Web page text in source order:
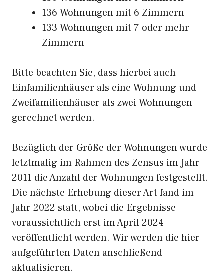
136 Wohnungen mit 6 Zimmern
133 Wohnungen mit 7 oder mehr
Zimmern
Bitte beachten Sie, dass hierbei auch
Einfamilienhäuser als eine Wohnung und
Zweifamilienhäuser als zwei Wohnungen
gerechnet werden.
Bezüglich der Größe der Wohnungen wurde
letztmalig im Rahmen des Zensus im Jahr
2011 die Anzahl der Wohnungen festgestellt.
Die nächste Erhebung dieser Art fand im
Jahr 2022 statt, wobei die Ergebnisse
voraussichtlich erst im April 2024
veröffentlicht werden. Wir werden die hier
aufgeführten Daten anschließend
aktualisieren.